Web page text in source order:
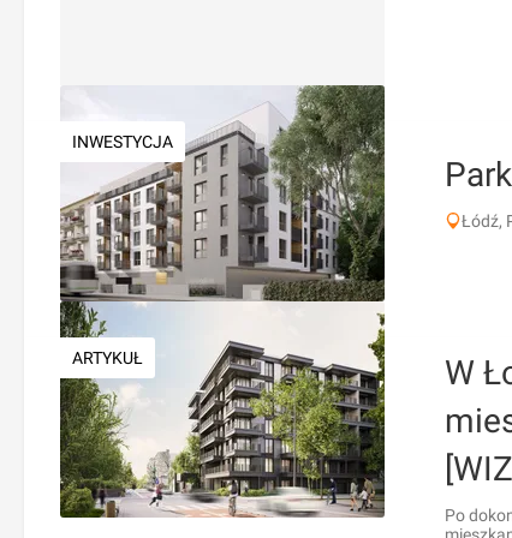
INWESTYCJA
Łódź,
ARTYKUŁ
W
Po